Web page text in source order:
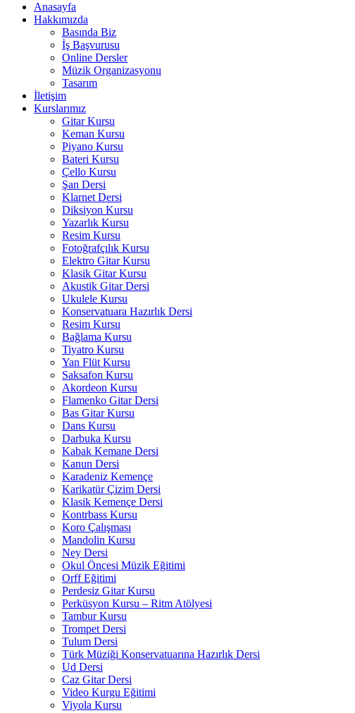
Anasayfa
Hakkımızda
Basında Biz
İş Başvurusu
Online Dersler
Müzik Organizasyonu
Tasarım
İletişim
Kurslarımız
Gitar Kursu
Keman Kursu
Piyano Kursu
Bateri Kursu
Çello Kursu
Şan Dersi
Klarnet Dersi
Diksiyon Kursu
Yazarlık Kursu
Resim Kursu
Fotoğrafçılık Kursu
Elektro Gitar Kursu
Klasik Gitar Kursu
Akustik Gitar Dersi
Ukulele Kursu
Konservatuara Hazırlık Dersi
Resim Kursu
Bağlama Kursu
Tiyatro Kursu
Yan Flüt Kursu
Saksafon Kursu
Akordeon Kursu
Flamenko Gitar Dersi
Bas Gitar Kursu
Dans Kursu
Darbuka Kursu
Kabak Kemane Dersi
Kanun Dersi
Karadeniz Kemençe
Karikatür Çizim Dersi
Klasik Kemençe Dersi
Kontrbass Kursu
Koro Çalışması
Mandolin Kursu
Ney Dersi
Okul Öncesi Müzik Eğitimi
Orff Eğitimi
Perdesiz Gitar Kursu
Perküsyon Kursu – Ritm Atölyesi
Tambur Kursu
Trompet Dersi
Tulum Dersi
Türk Müziği Konservatuarına Hazırlık Dersi
Ud Dersi
Caz Gitar Dersi
Video Kurgu Eğitimi
Viyola Kursu